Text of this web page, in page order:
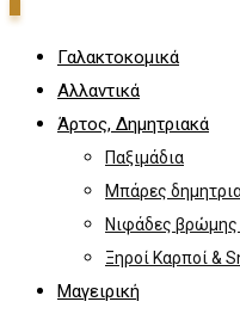
Γαλακτοκομικά
Αλλαντικά
Άρτος, Δημητριακά
Παξιμάδια
Μπάρες
Νιφάδες βρώμης
Ξηροί Καρποί &
Μαγειρική